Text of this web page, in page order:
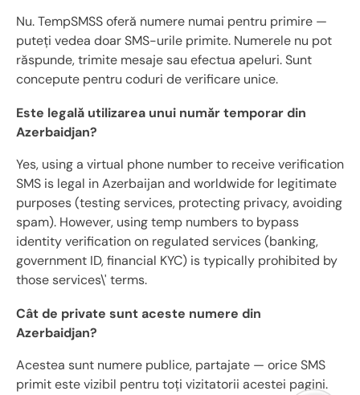
Nu. TempSMSS oferă numere numai pentru primire —
puteți vedea doar SMS-urile primite. Numerele nu pot
răspunde, trimite mesaje sau efectua apeluri. Sunt
concepute pentru coduri de verificare unice.
Este legală utilizarea unui număr temporar din
Azerbaidjan?
Yes, using a virtual phone number to receive verification
SMS is legal in Azerbaijan and worldwide for legitimate
purposes (testing services, protecting privacy, avoiding
spam). However, using temp numbers to bypass
identity verification on regulated services (banking,
government ID, financial KYC) is typically prohibited by
those services\' terms.
Cât de private sunt aceste numere din
Azerbaidjan?
Acestea sunt numere publice, partajate — orice SMS
primit este vizibil pentru toți vizitatorii acestei pagini.